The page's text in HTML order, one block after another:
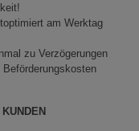
am Werktag
zu Verzögerungen